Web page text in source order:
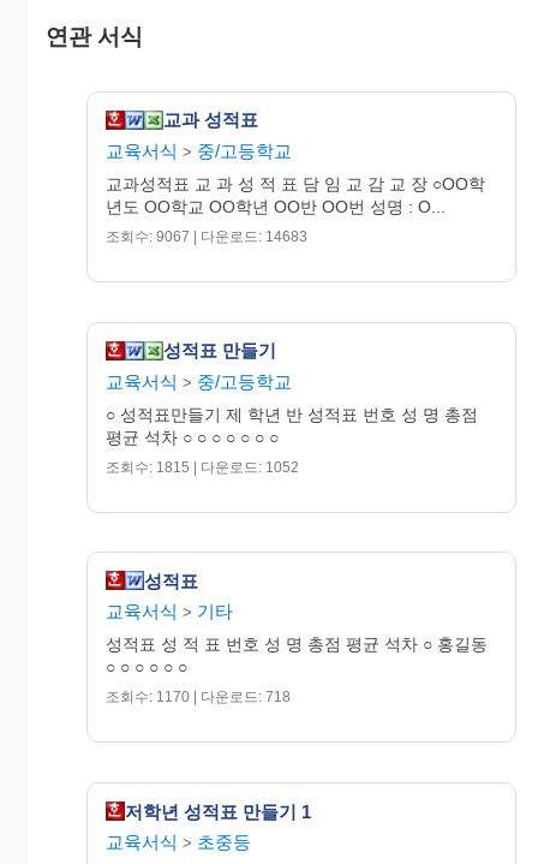
가
문
총
균
학
급
석
차
※1차 지필고사 양
식
연관 서식
교과 성적표
교육서식 > 중/고등학교
교과성적표 교 과 성 적 표 담 임 교 감 교 장 ○OO학
년도 OO학교 OO학년 OO반 OO번 성명 : O...
조회수: 9067 | 다운로드: 14683
성적표 만들기
교육서식 > 중/고등학교
○ 성적표만들기 제 학년 반 성적표 번호 성 명 총점
평균 석차 ○ ○ ○ ○ ○ ○ ○
조회수: 1815 | 다운로드: 1052
성적표
교육서식 > 기타
성적표 성 적 표 번호 성 명 총점 평균 석차 ○ 홍길동
○ ○ ○ ○ ○ ○
조회수: 1170 | 다운로드: 718
저학년 성적표 만들기 1
교육서식 > 초중등